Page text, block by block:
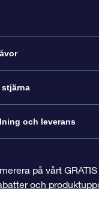
oss
stjärna
Stjärnsida
och leverans
på vårt
och